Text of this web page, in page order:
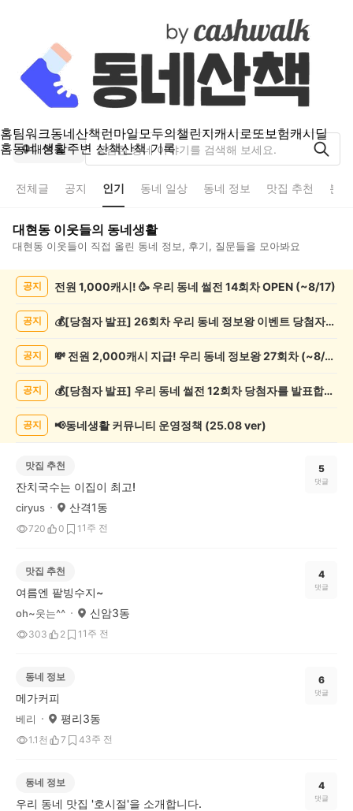
홈팀워크동네산책런마일모두의챌린지캐시로또보험캐시딜
홈동네 생활주변 산책산책 기록
대현동
전체글 공지 인기 동네 일상 동네 정보 맛집 추천 분
대현동 이웃들의 동네생활
대현동 이웃들이 직접 올린 동네 정보, 후기, 질문들을 모아봐요
공지 전원 1,000캐시! 🥳 우리 동네 썰전 14회차 OPEN (~8/17)
공지 💰[당첨자 발표] 26회차 우리 동네 정보왕 이벤트 당첨자를 발표합니다!
공지 💸 전원 2,000캐시 지급! 우리 동네 정보왕 27회차 (~8/10)
공지 💰[당첨자 발표] 우리 동네 썰전 12회차 당첨자를 발표합니다!
공지 📢동네생활 커뮤니티 운영정책 (25.08 ver)
맛집 추천
잔치국수는 이집이 최고!
ciryus 산격1동
720 0 1 1주 전
5
댓글
맛집 추천
여름엔 팥빙수지~
oh~웃는^^ 신암3동
303 2 1 1주 전
4
댓글
동네 정보
메가커피
베리 평리3동
1.1천 7 43주 전
6
댓글
동네 정보
우리 동네 맛집 '호시절'을 소개합니다.
4
댓글